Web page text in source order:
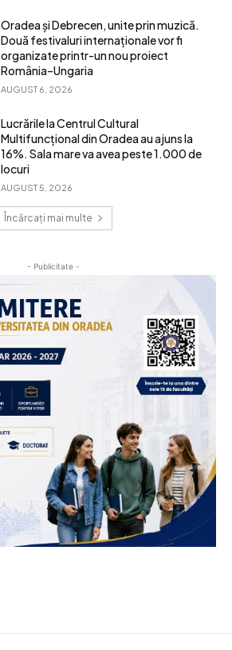
Oradea și Debrecen, unite prin muzică.
Două festivaluri internaționale vor fi
organizate printr-un nou proiect
România–Ungaria
AUGUST 6, 2026
Lucrările la Centrul Cultural
Multifuncțional din Oradea au ajuns la
16%. Sala mare va avea peste 1.000 de
locuri
AUGUST 5, 2026
Încărcați mai multe
- Publicitate -